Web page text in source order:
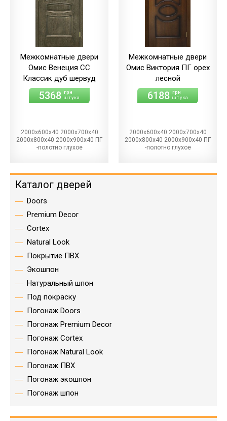
Межкомнатные двери
Омис Венеция СС
Классик дуб шервуд
5368 грн
штука
2000х600х40 2000х700х40
2000х800х40 2000х900х40 ПГ
-полотно глухое
Межкомнатные двери
Омис Виктория ПГ орех
лесной
6188 грн
штука
2000х600х40 2000х700х40
2000х800х40 2000х900х40 ПГ
-полотно глухое
Каталог дверей
Doors
Premium Decor
Cortex
Natural Look
Покрытие ПВХ
Экошпон
Натуральный шпон
Под покраску
Погонаж Doors
Погонаж Premium Decor
Погонаж Cortex
Погонаж Natural Look
Погонаж ПВХ
Погонаж экошпон
Погонаж шпон